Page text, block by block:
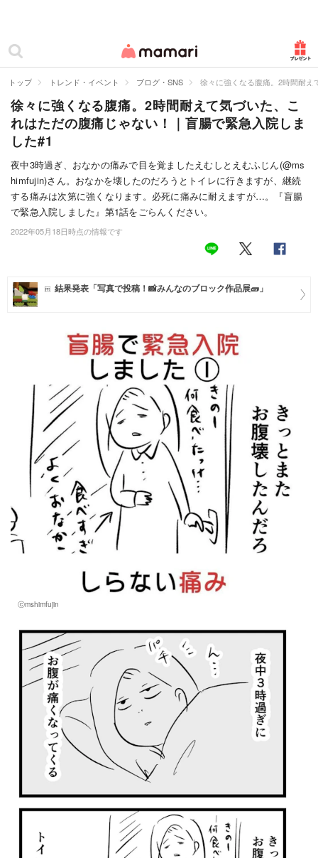
ママリ
カテゴリー一覧
妊娠
出産
赤ちゃん・育児
子育て・家族
お仕事
トレンド・イベント
トップ トレンド・イベント ブログ・SNS 徐々に強くなる腹痛。2時間耐
徐々に強くなる腹痛。2時間耐えて気づいた、こ
れはただの腹痛じゃない！｜盲腸で緊急入院しま
した#1
夜中3時過ぎ、おなかの痛みで目を覚ましたえむしとえむふじん(@ms
himfujin)さん。おなかを壊したのだろうとトイレに行きますが、継続
する痛みは次第に強くなります。必死に痛みに耐えますが…。『盲腸
で緊急入院しました』第1話をごらんください。
2022年05月18日時点の情報です
結果発表「写真で投稿！📸みんなのブロック作品展🧱」
ⓒmshimfujin